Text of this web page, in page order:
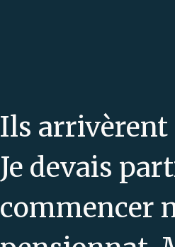
Ils arrivèrent
Je devais
commencer